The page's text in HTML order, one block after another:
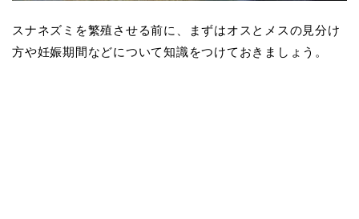
スナネズミを繁殖させる前に、まずはオスとメスの見分け
方や妊娠期間などについて知識をつけておきましょう。